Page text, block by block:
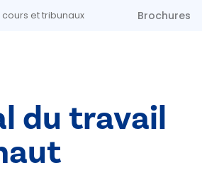
et tribunaux Brochures
du travail